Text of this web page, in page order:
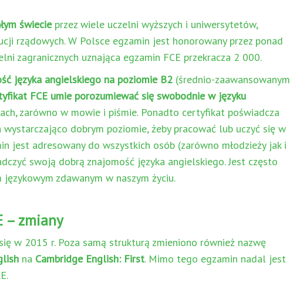
świecieprzez wiele uczelni wyższych i uniwersytetów,
rządowych. W Polsce egzamin jest honorowany przez ponad
zagranicznych uznająca egzamin FCE przekracza 2 000.
języka angielskiego na poziomie B2 (średnio-zaawansowanym
FCE umie porozumiewać się swobodnie w języku
zarówno w mowie i piśmie. Ponadto certyfikat poświadcza
dobrym poziomie, żeby pracować lub uczyć się w
jest adresowany do wszystkich osób (zarówno młodzieży jak i
swoją dobrą znajomość języka angielskiego. Jest często
zdawanym w naszym życiu.
– zmiany
w 2015 r. Poza samą strukturą zmieniono również nazwę
na Cambridge English: First. Mimo tego egzamin nadal jest